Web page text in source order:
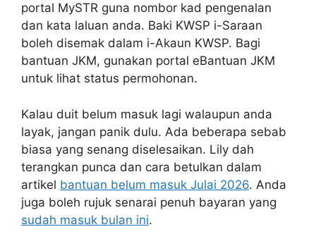
portal MySTR guna nombor kad pengenalan
dan kata laluan anda. Baki KWSP i-Saraan
boleh disemak dalam i-Akaun KWSP. Bagi
bantuan JKM, gunakan portal eBantuan JKM
untuk lihat status permohonan.
Kalau duit belum masuk lagi walaupun anda
layak, jangan panik dulu. Ada beberapa sebab
biasa yang senang diselesaikan. Lily dah
terangkan punca dan cara betulkan dalam
artikel bantuan belum masuk Julai 2026. Anda
juga boleh rujuk senarai penuh bayaran yang
sudah masuk bulan ini.